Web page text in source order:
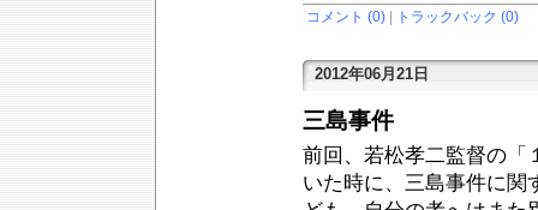
コメント (0) トラックバック (0)
2012年06月21日
三島事件
前回、若松孝二監督の
いた時に、三島事件に関